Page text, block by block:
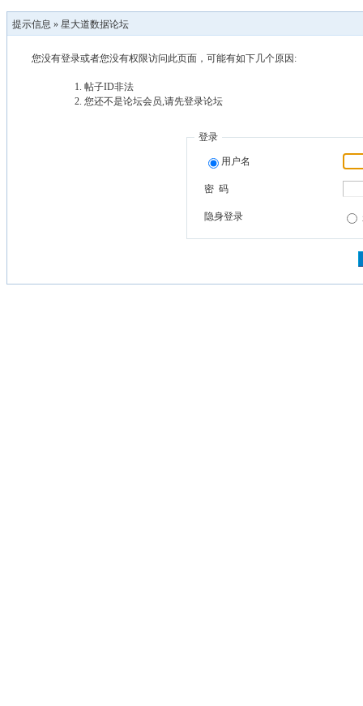
提示信息 » 星大道数据论坛
您没有登录或者您没有权限访问此页面，可能有如下几个原因:
帖子ID非法
您还不是论坛会员,请先登录论坛
登录
用户名
密 码
隐身登录